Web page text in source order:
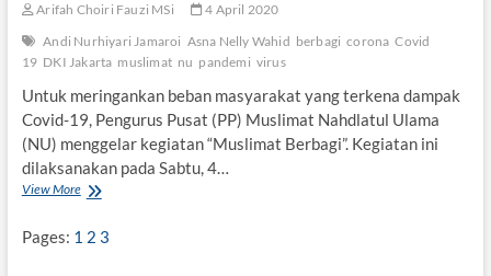
Arifah Choiri Fauzi MSi
4 April 2020
Andi Nurhiyari Jamaroi Asna Nelly Wahid berbagi corona Covid
19 DKI Jakarta muslimat nu pandemi virus
Untuk meringankan beban masyarakat yang terkena dampak
Covid-19, Pengurus Pusat (PP) Muslimat Nahdlatul Ulama
(NU) menggelar kegiatan “Muslimat Berbagi”. Kegiatan ini
dilaksanakan pada Sabtu, 4…
View MoreM
l
Pages: 1 2 3